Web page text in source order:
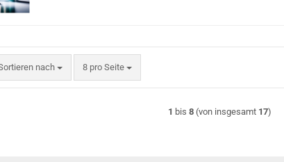
nach
nach 8 pro Seite
pro Seite
1 bis 8 (von insgesamt 17)